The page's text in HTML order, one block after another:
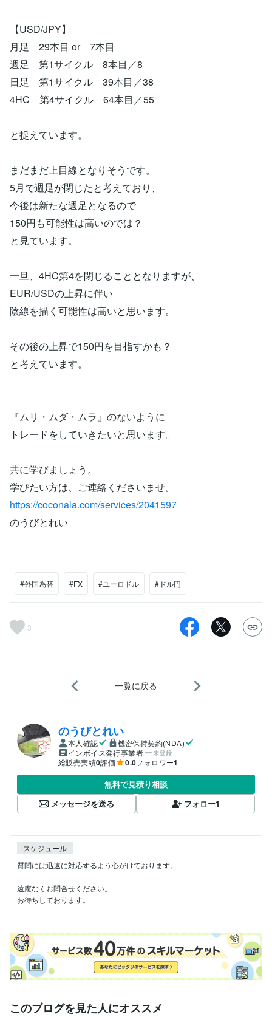
【USD/JPY】
月足 29本目 or 7本目
週足 第1サイクル 8本目／8
日足 第1サイクル 39本目／38
4HC 第4サイクル 64本目／55
と捉えています。
まだまだ上目線となりそうです。
5月で週足が閉じたと考えており、
今後は新たな週足となるので
150円も可能性は高いのでは？
と見ています。
一旦、4HC第4を閉じることとなりますが、
EUR/USDの上昇に伴い
陰線を描く可能性は高いと思います。
その後の上昇で150円を目指すかも？
と考えています。
『ムリ・ムダ・ムラ』のないように
トレードをしていきたいと思います。
共に学びましょう。
学びたい方は、ご連絡くださいませ。
https://coconala.com/services/2041597
のうびとれい
#外国為替 #FX #ユーロドル #ドル円
3
一覧に戻る
のうびとれい
本人確認
機密保持契約(NDA)
インボイス発行事業者
未登録
総販売実績0評価 0.0フォロワー1
無料で見積り相談
メッセージを送る
フォロー1
スケジュール
質問には迅速に対応するよう心がけております。
遠慮なくお問合せください。
お待ちしております。
このブログを見た人にオススメ